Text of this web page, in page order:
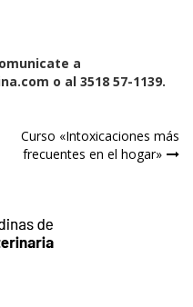
a
o al 3518 57-1139.
Curso «Intoxicaciones más
frecuentes en el hogar»